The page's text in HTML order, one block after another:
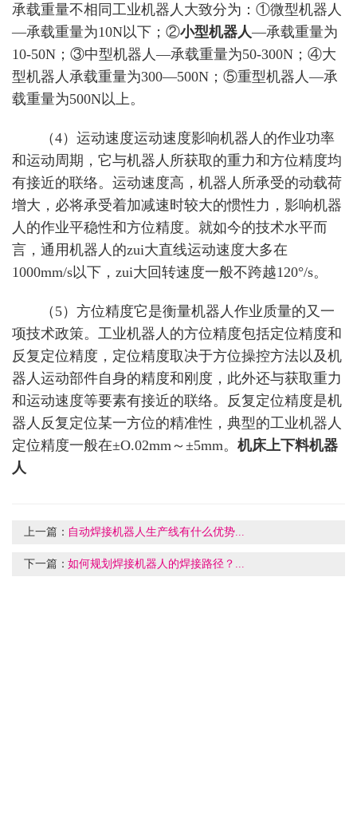
承载重量不相同工业机器人大致分为：①微型机器人
—承载重量为10N以下；②小型机器人—承载重量为
10-50N；③中型机器人—承载重量为50-300N；④大
型机器人承载重量为300—500N；⑤重型机器人—承
载重量为500N以上。
（4）运动速度运动速度影响机器人的作业功率
和运动周期，它与机器人所获取的重力和方位精度均
有接近的联络。运动速度高，机器人所承受的动载荷
增大，必将承受着加减速时较大的惯性力，影响机器
人的作业平稳性和方位精度。就如今的技术水平而
言，通用机器人的zui大直线运动速度大多在
1000mm/s以下，zui大回转速度一般不跨越120°/s。
（5）方位精度它是衡量机器人作业质量的又一
项技术政策。工业机器人的方位精度包括定位精度和
反复定位精度，定位精度取决于方位操控方法以及机
器人运动部件自身的精度和刚度，此外还与获取重力
和运动速度等要素有接近的联络。反复定位精度是机
器人反复定位某一方位的精准性，典型的工业机器人
定位精度一般在±O.02mm～±5mm。 机床上下料机器
人
上一篇： 自动焊接机器人生产线有什么优势...
下一篇：如何规划焊接机器人的焊接路径？...